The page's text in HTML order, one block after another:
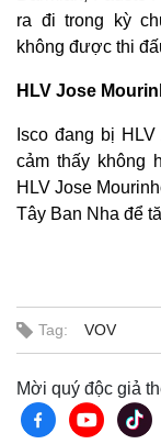
ra đi trong kỳ
không được thi
HLV Jose
Isco đang bị
cảm thấy không
HLV Jose
Tây Ban Nha để
Tag: VOV
Mời quý độc giả